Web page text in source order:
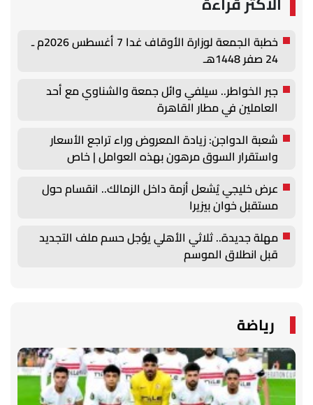
خطبة الجمعة لوزارة الأوقاف غدا 7 أغسطس 2026م ـ
24 صفر 1448هـ
جبر الخواطر.. سيلفي وائل جمعة والشناوي مع أحد
العاملين في مطار القاهرة
شعبة الدواجن: زيادة المعروض وراء تراجع الأسعار
واستقرار السوق مرهون بهذه العوامل | خاص
عرض خليجي يُشعل أزمة داخل الزمالك.. انقسام حول
مستقبل خوان بيزيرا
مهلة جديدة.. ثلاثي الأهلي يؤجل حسم ملف التجديد
قبل انطلاق الموسم
رياضة